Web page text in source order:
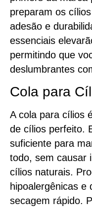
preparam os
adesão e
essenciais
permitindo que
deslumbrantes
Cola para
A cola para cílios
de cílios perfeito.
suficiente para
todo, sem causar
cílios naturais.
hipoalergênicas
secagem rápido.